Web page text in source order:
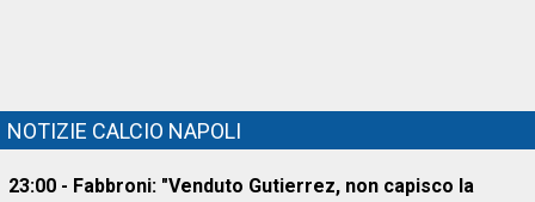
NOTIZIE CALCIO NAPOLI
23:00 - Fabbroni: "Venduto Gutierrez, non capisco la